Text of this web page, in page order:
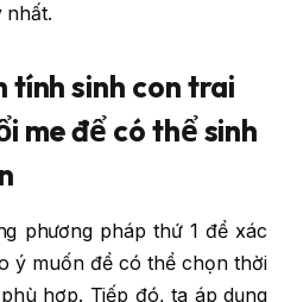
nhất.
tính sinh con trai
me để có thể sinh
phương pháp thứ 1 để xác
ý muốn để có thể chọn thời
hợp. Tiếp đó, ta áp dụng